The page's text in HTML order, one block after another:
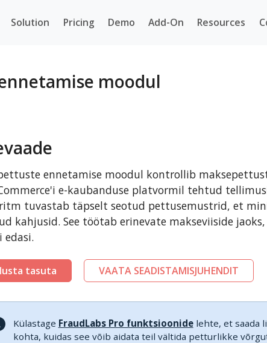
Solution Pricing Demo Add-On Resources
moodul
ennetamise moodul kontrollib
e-kaubanduse platvormil tehtud
tuvastab täpselt seotud pettusemustrid, et
kahjusid. See töötab erinevate makseviiside
edasi.
tasuta VAATA SEADISTAMISJUHENDIT
Külastage FraudLabs Pro funktsioonidelehte, et saada
kohta, kuidas see võib aidata teil vältida petturlikke